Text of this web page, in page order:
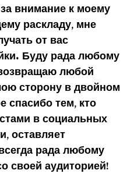
внимание к моему
раскладу, мне
от вас
Буду рада любому
любой
сторону в двойном
тем, кто
в социальных
оставляет
рада любому
своей аудиторией!